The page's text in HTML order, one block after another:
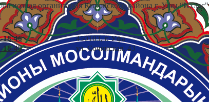
организация Кировского района г. Уфы “Ихлас"
18-46
18-48
450103, г. Уфа
ул. Сочинская, 43